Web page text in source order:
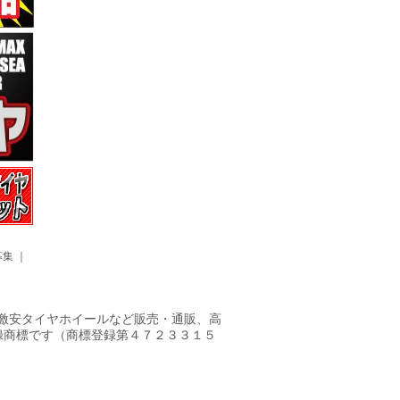
集
安タイヤホイールなど販売・通販、高
標です（商標登録第４７２３３１５